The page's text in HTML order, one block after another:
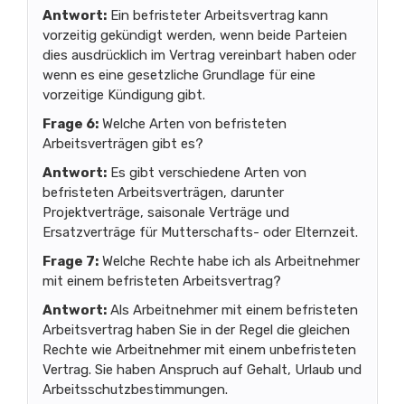
Antwort: Ein befristeter Arbeitsvertrag kann
vorzeitig gekündigt werden, wenn beide Parteien
dies ausdrücklich im Vertrag vereinbart haben oder
wenn es eine gesetzliche Grundlage für eine
vorzeitige Kündigung gibt.
Frage 6: Welche Arten von befristeten
Arbeitsverträgen gibt es?
Antwort: Es gibt verschiedene Arten von
befristeten Arbeitsverträgen, darunter
Projektverträge, saisonale Verträge und
Ersatzverträge für Mutterschafts- oder Elternzeit.
Frage 7: Welche Rechte habe ich als Arbeitnehmer
mit einem befristeten Arbeitsvertrag?
Antwort: Als Arbeitnehmer mit einem befristeten
Arbeitsvertrag haben Sie in der Regel die gleichen
Rechte wie Arbeitnehmer mit einem unbefristeten
Vertrag. Sie haben Anspruch auf Gehalt, Urlaub und
Arbeitsschutzbestimmungen.